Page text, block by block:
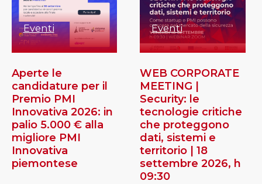
Eventi
Aperte le
candidature per il
Premio PMI
Innovativa 2026: in
palio 5.000 € alla
migliore PMI
Innovativa
piemontese
Eventi
WEB CORPORATE
MEETING |
Security: le
tecnologie critiche
che proteggono
dati, sistemi e
territorio | 18
settembre 2026, h
09:30